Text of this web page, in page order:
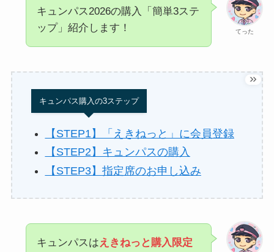
てった
キュンパス2026の購入「簡単3ステ
ップ」紹介します！
キュンパス購入の3ステップ
【STEP1】「えきねっと」に会員登録
【STEP2】キュンパスの購入
【STEP3】指定席のお申し込み
キュンパスは えきねっと購入限定